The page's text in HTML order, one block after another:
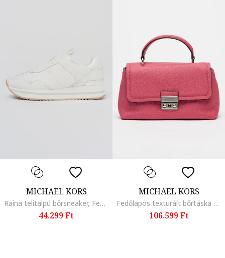
MICHAEL KORS
Raina telitalpú bőrsneaker, Fehér
44.299 Ft
MICHAEL KORS
Fedőlapos texturált bőrtáska keresztpánttal, Rózsaszín
106.599 Ft